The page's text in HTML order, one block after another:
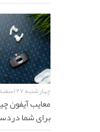
چهارشنبه ۲۷ اسفند ۹۹
معایب آیفون
برای شما